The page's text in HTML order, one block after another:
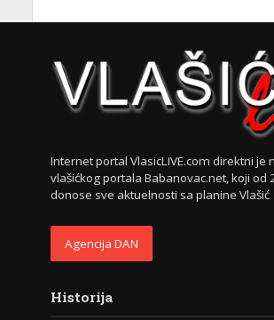
Internet portal VlasicLIVE.com direktni je
vlašićkog portala Babanovac.net, koji od
donose sve aktuelnosti sa planine Vlašić
Agencija DAN
Historija